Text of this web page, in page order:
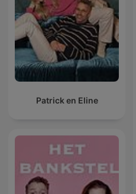
Patrick en Eline